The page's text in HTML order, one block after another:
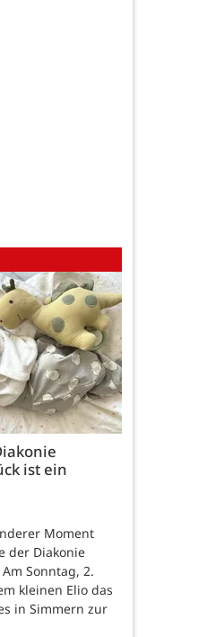
ist ein
Moment
der Diakonie
Sonntag, 2.
kleinen Elio das
in Simmern zur